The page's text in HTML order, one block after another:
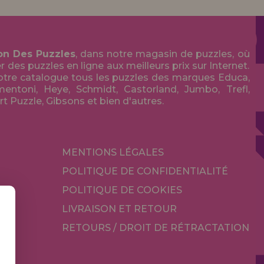
Des Puzzles, dans notre magasin de puzzles, où
des puzzles en ligne aux meilleurs prix sur Internet.
catalogue tous les puzzles des marques Educa,
Heye, Schmidt, Castorland, Jumbo, Trefl,
Puzzle, Gibsons et bien d'autres.
MENTIONS LÉGALES
POLITIQUE DE CONFIDENTIALITÉ
POLITIQUE DE COOKIES
LIVRAISON ET RETOUR
RETOURS / DROIT DE RÉTRACTATION